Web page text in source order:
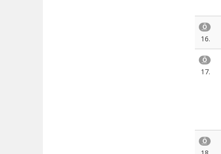
Ö
16.
Ö
17.
Ö